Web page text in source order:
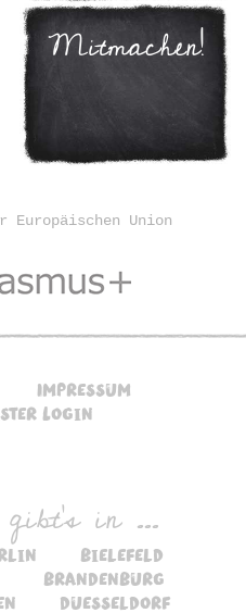
Mitmachen!
Union
Impressum
Login
in ...
bielefeld
brandenburg
duesseldorf